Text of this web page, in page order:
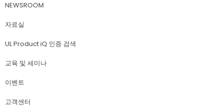
NEWSROOM
자료실
UL Product iQ 인증 검색
교육 및 세미나
이벤트
고객센터